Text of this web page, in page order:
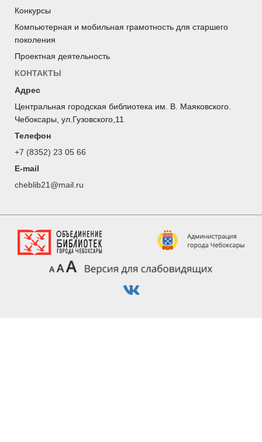
Конкурсы
Компьютерная и мобильная грамотность для старшего
поколения
Проектная деятельность
КОНТАКТЫ
Адрес
Центральная городская библиотека им. В. Маяковского.
Чебоксары, ул.Гузовского,11
Телефон
+7 (8352) 23 05 66
E-mail
cheblib21@mail.ru